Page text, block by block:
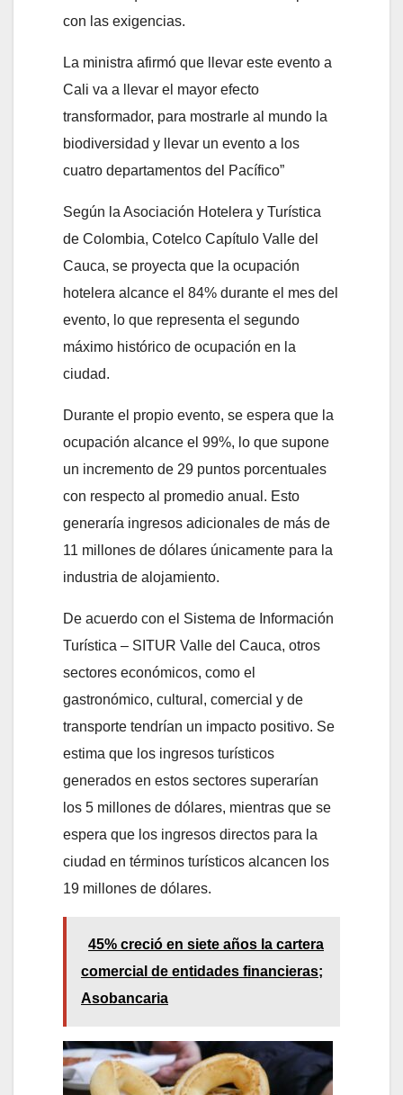
con las exigencias.
La ministra afirmó que llevar este evento a
Cali va a llevar el mayor efecto
transformador, para mostrarle al mundo la
biodiversidad y llevar un evento a los
cuatro departamentos del Pacífico”
Según la Asociación Hotelera y Turística
de Colombia, Cotelco Capítulo Valle del
Cauca, se proyecta que la ocupación
hotelera alcance el 84% durante el mes del
evento, lo que representa el segundo
máximo histórico de ocupación en la
ciudad.
Durante el propio evento, se espera que la
ocupación alcance el 99%, lo que supone
un incremento de 29 puntos porcentuales
con respecto al promedio anual. Esto
generaría ingresos adicionales de más de
11 millones de dólares únicamente para la
industria de alojamiento.
De acuerdo con el Sistema de Información
Turística – SITUR Valle del Cauca, otros
sectores económicos, como el
gastronómico, cultural, comercial y de
transporte tendrían un impacto positivo. Se
estima que los ingresos turísticos
generados en estos sectores superarían
los 5 millones de dólares, mientras que se
espera que los ingresos directos para la
ciudad en términos turísticos alcancen los
19 millones de dólares.
45% creció en siete años la cartera
comercial de entidades financieras;
Asobancaria